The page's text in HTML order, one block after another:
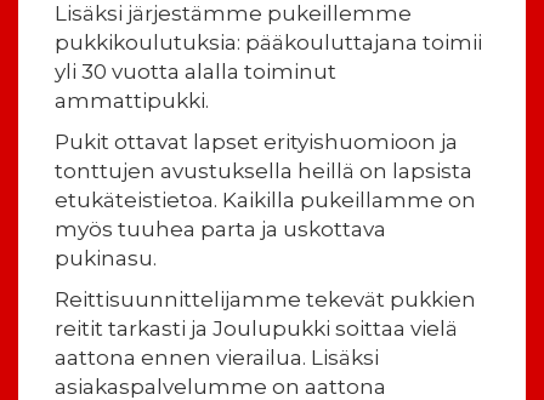
Lisäksi järjestämme pukeillemme
pukkikoulutuksia: pääkouluttajana toimii
yli 30 vuotta alalla toiminut
ammattipukki.
Pukit ottavat lapset erityishuomioon ja
tonttujen avustuksella heillä on lapsista
etukäteistietoa. Kaikilla pukeillamme on
myös tuuhea parta ja uskottava
pukinasu.
Reittisuunnittelijamme tekevät pukkien
reitit tarkasti ja Joulupukki soittaa vielä
aattona ennen vierailua. Lisäksi
asiakaspalvelumme on aattona